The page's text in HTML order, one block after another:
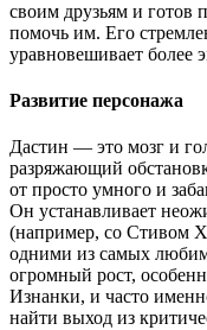
своим друзьям и готов
помочь им. Его
уравновешивает более
Развитие персонажа
Дастин — это мозг и
разряжающий
от просто умного и
Он устанавливает
(например, со Стивом
одними из самых
огромный рост,
Изнанки, и часто
найти выход из